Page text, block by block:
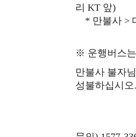
리 KT 앞)
* 만불사 >
※ 운행버스
만불사 불자
성불하십시오.